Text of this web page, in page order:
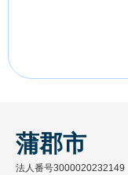
蒲郡市
法人番号3000020232149